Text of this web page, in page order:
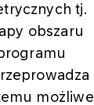
tj.
obszaru
możliwe